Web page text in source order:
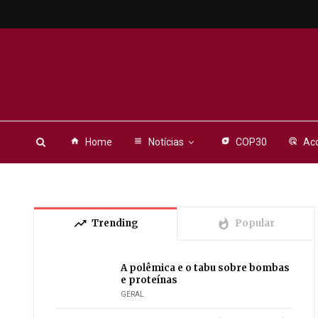
home Home view_headline Notícias energy_savings_leaf COP30 ads_click
trending_up Trending whatshot Popular
A polêmica e o tabu sobre bombas
e proteínas
GERAL